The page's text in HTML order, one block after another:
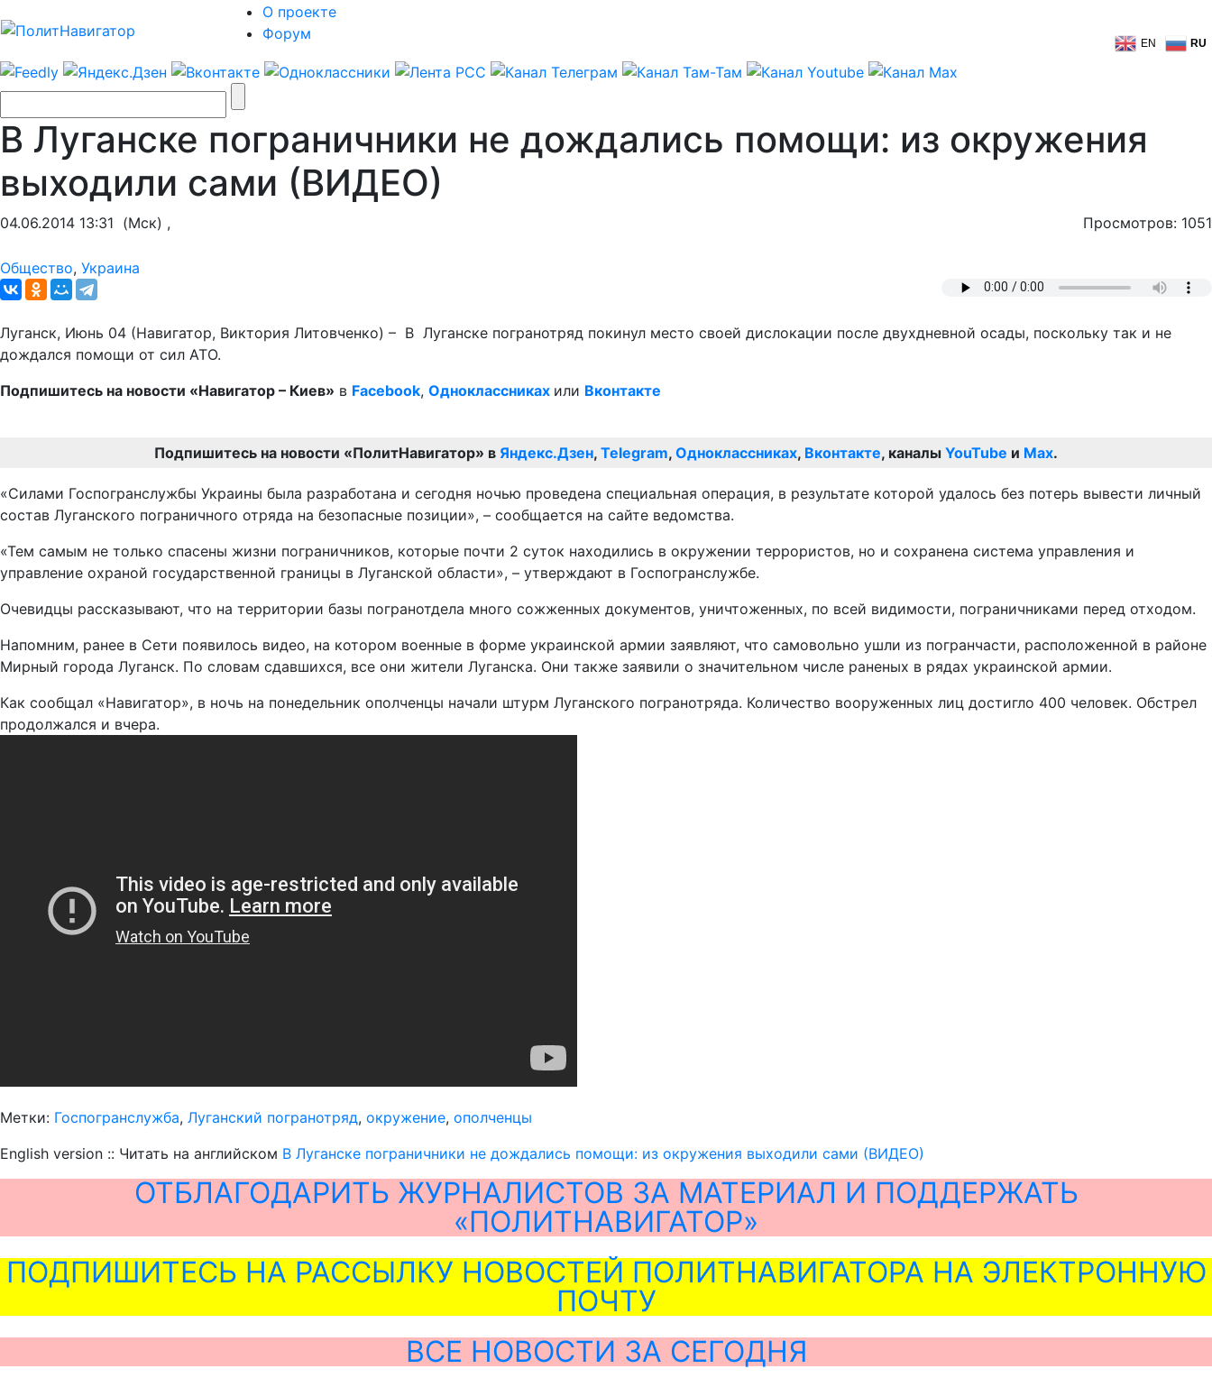
О проекте
Форум
EN RU
В Луганске пограничники не дождались помощи: из окружения
выходили сами (ВИДЕО)
04.06.2014 13:31 (Мск) , Просмотров: 1051
Общество, Украина
Луганск, Июнь 04 (Навигатор, Виктория Литовченко) – В Луганске погранотряд покинул место своей дислокации после двухдневной осады, поскольку так и не
дождался помощи от сил АТО.
Подпишитесь на новости «Навигатор – Киев» в Facebook, Одноклассниках или Вконтакте
Подпишитесь на новости «ПолитНавигатор» в Яндекс.Дзен, Telegram, Одноклассниках, Вконтакте, каналы YouTube и Max.
«Силами Госпогранслужбы Украины была разработана и сегодня ночью проведена специальная операция, в результате которой удалось без потерь вывести личный
состав Луганского пограничного отряда на безопасные позиции», – сообщается на сайте ведомства.
«Тем самым не только спасены жизни пограничников, которые почти 2 суток находились в окружении террористов, но и сохранена система управления и
управление охраной государственной границы в Луганской области», – утверждают в Госпогранслужбе.
Очевидцы рассказывают, что на территории базы погранотдела много сожженных документов, уничтоженных, по всей видимости, пограничниками перед отходом.
Напомним, ранее в Сети появилось видео, на котором военные в форме украинской армии заявляют, что самовольно ушли из погранчасти, расположенной в районе
Мирный города Луганск. По словам сдавшихся, все они жители Луганска. Они также заявили о значительном числе раненых в рядах украинской армии.
Как сообщал «Навигатор», в ночь на понедельник ополченцы начали штурм Луганского погранотряда. Количество вооруженных лиц достигло 400 человек. Обстрел
продолжался и вчера.
Метки: Госпогранслужба, Луганский погранотряд, окружение, ополченцы
English version :: Читать на английском В Луганске пограничники не дождались помощи: из окружения выходили сами (ВИДЕО)
ОТБЛАГОДАРИТЬ ЖУРНАЛИСТОВ ЗА МАТЕРИАЛ И ПОДДЕРЖАТЬ
«ПОЛИТНАВИГАТОР»
ПОДПИШИТЕСЬ НА РАССЫЛКУ НОВОСТЕЙ ПОЛИТНАВИГАТОРА НА ЭЛЕКТРОННУЮ
ПОЧТУ
ВСЕ НОВОСТИ ЗА СЕГОДНЯ